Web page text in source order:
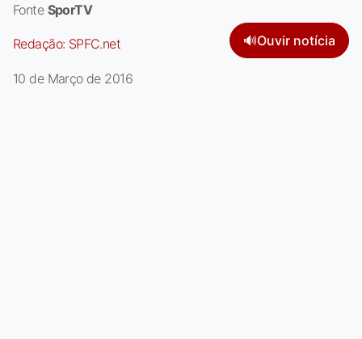
Fonte SporTV
Redação: SPFC.net 🔊Ouvir notícia
10 de Março de 2016